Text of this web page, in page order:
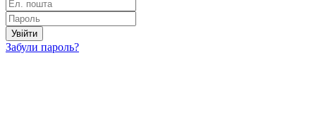
Увійти
Забули пароль?